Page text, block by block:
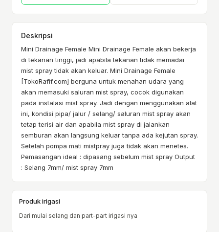
Deskripsi
Mini Drainage Female Mini Drainage Female akan bekerja
di tekanan tinggi, jadi apabila tekanan tidak memadai
mist spray tidak akan keluar. Mini Drainage Female
[TokoRafif.com] berguna untuk menahan udara yang
akan memasuki saluran mist spray, cocok digunakan
pada instalasi mist spray. Jadi dengan menggunakan alat
ini, kondisi pipa/ jalur / selang/ saluran mist spray akan
tetap terisi air dan apabila mist spray di jalankan
semburan akan langsung keluar tanpa ada kejutan spray.
Setelah pompa mati mistpray juga tidak akan menetes.
Pemasangan ideal : dipasang sebelum mist spray Output
: Selang 7mm/ mist spray 7mm
Produk irigasi
Dari mulai selang dan part-part irigasi nya